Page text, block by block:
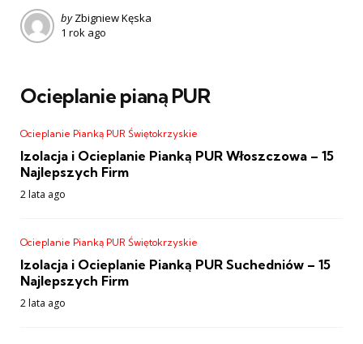
Posted
by
by Zbigniew Kęska
1 rok ago
Ocieplanie pianą PUR
Ocieplanie Pianką PUR Świętokrzyskie
Izolacja i Ocieplanie Pianką PUR Włoszczowa – 15
Najlepszych Firm
2 lata ago
Ocieplanie Pianką PUR Świętokrzyskie
Izolacja i Ocieplanie Pianką PUR Suchedniów – 15
Najlepszych Firm
2 lata ago